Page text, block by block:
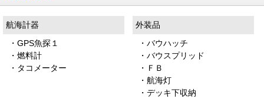
航海計器
・GPS魚探１
・燃料計
・タコメーター
外装品
・バウハッチ
・バウスプリッド
・ＦＢ
・航海灯
・デッキ下収納